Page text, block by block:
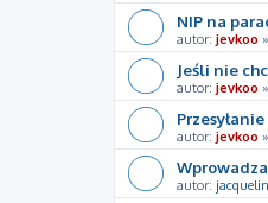
NIP na
autor: jevkoo »
Jeśli nie
autor: jevkoo »
autor: jevkoo
autor: